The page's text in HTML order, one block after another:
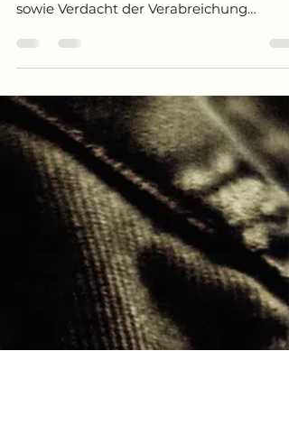
14. Juni
Über dreißig Frauen klagen den
Starsänger Patrick Bruel
sexueller Übergriffe an
Erschwerende Umstände:
Minderjährigkeit der mutmaßlichen
sowie Verdacht der Verabreichung
betäubender Drogen In der Nacht auf
Donnerstag ist gegen Patrick Bruel ein
Ermittlungsverfahren eröffnet worden.
französische Sänger hatte in den
Neunzigerjahren einen mitunter
hysterischen Hype hervorgerufen, für den
seinerzeit der Begriff „Bruelmania“
geprägt worden war. Die